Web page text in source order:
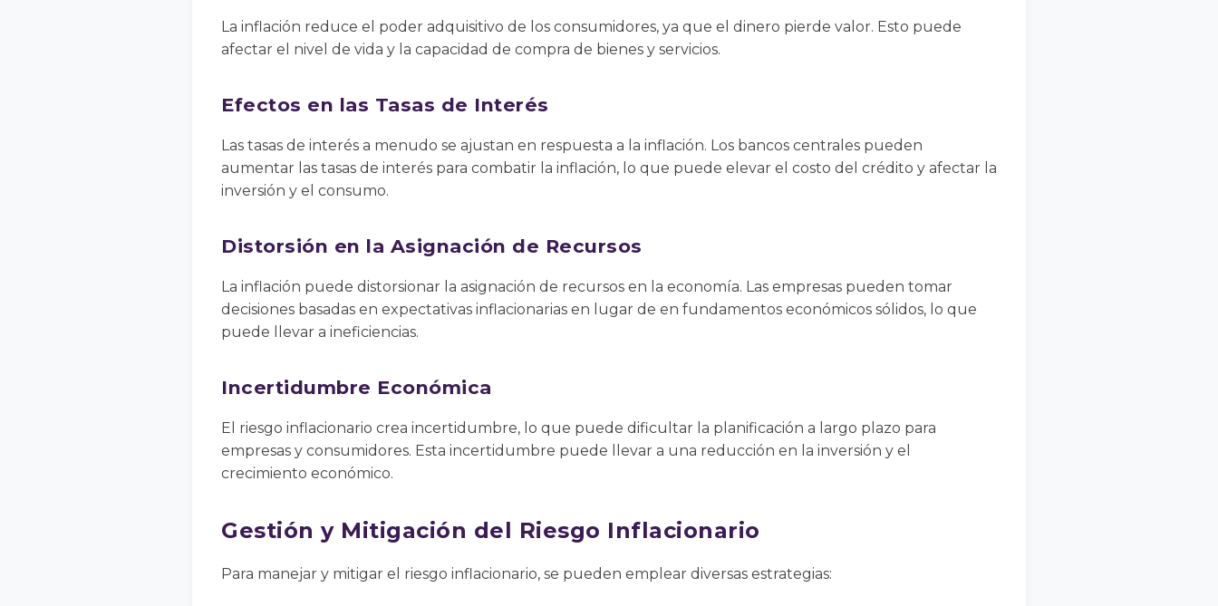
La inflación reduce el poder adquisitivo de los consumidores, ya que el dinero pierde valor. Esto puede
afectar el nivel de vida y la capacidad de compra de bienes y servicios.
Efectos en las Tasas de Interés
Las tasas de interés a menudo se ajustan en respuesta a la inflación. Los bancos centrales pueden
aumentar las tasas de interés para combatir la inflación, lo que puede elevar el costo del crédito y afectar la
inversión y el consumo.
Distorsión en la Asignación de Recursos
La inflación puede distorsionar la asignación de recursos en la economía. Las empresas pueden tomar
decisiones basadas en expectativas inflacionarias en lugar de en fundamentos económicos sólidos, lo que
puede llevar a ineficiencias.
Incertidumbre Económica
El riesgo inflacionario crea incertidumbre, lo que puede dificultar la planificación a largo plazo para
empresas y consumidores. Esta incertidumbre puede llevar a una reducción en la inversión y el
crecimiento económico.
Gestión y Mitigación del Riesgo Inflacionario
Para manejar y mitigar el riesgo inflacionario, se pueden emplear diversas estrategias: